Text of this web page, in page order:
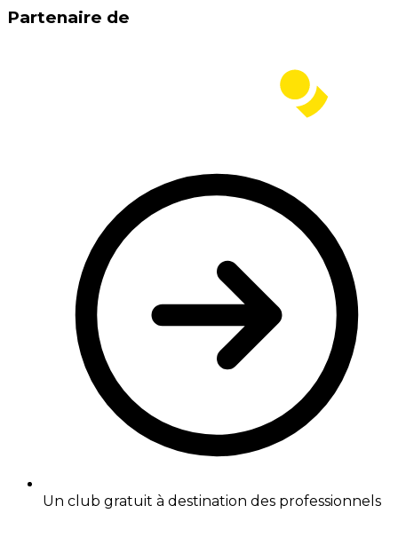
Partenaire de
Un club gratuit à destination des professionnels